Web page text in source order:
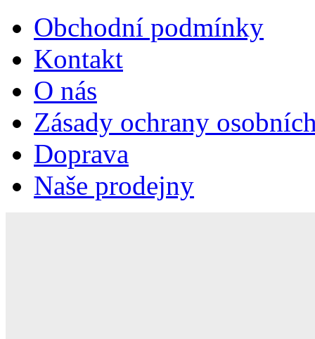
Obchodní podmínky
Kontakt
O nás
Zásady ochrany
Doprava
Naše prodejny